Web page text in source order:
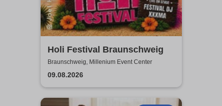
Holi Festival Braunschweig
Braunschweig, Millenium Event Center
09.08.2026